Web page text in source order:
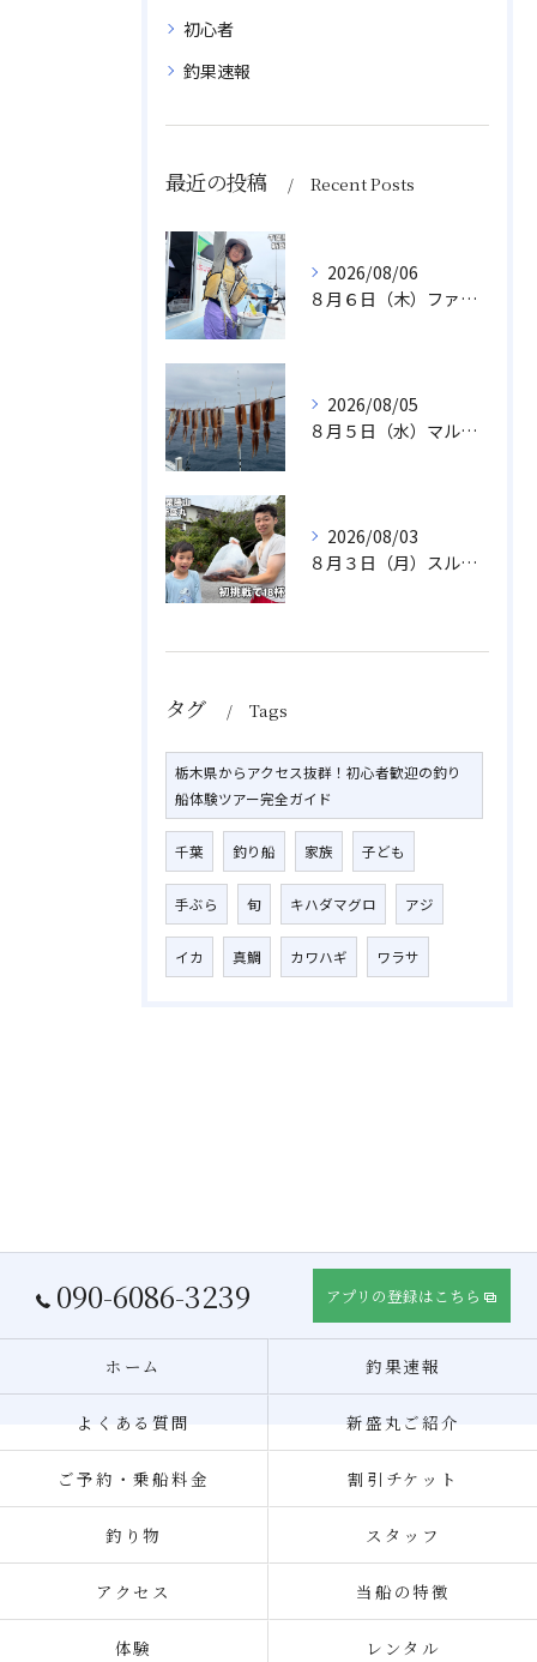
初心者
釣果速報
最近の投稿 Recent Posts
2026/08/06
８月６日（木）ファミリフィッシング
2026/08/05
８月５日（水）マルイカ
2026/08/03
８月３日（月）スルメイカ
タグ Tags
栃木県からアクセス抜群！初心者歓迎の釣り
船体験ツアー完全ガイド
千葉 釣り船 家族 子ども
手ぶら 旬 キハダマグロ アジ
イカ 真鯛 カワハギ ワラサ
090-6086-3239 アプリの登録はこちら
ホーム 釣果速報
よくある質問 新盛丸ご紹介
ご予約・乗船料金 割引チケット
釣り物 スタッフ
アクセス 当船の特徴
体験 レンタル